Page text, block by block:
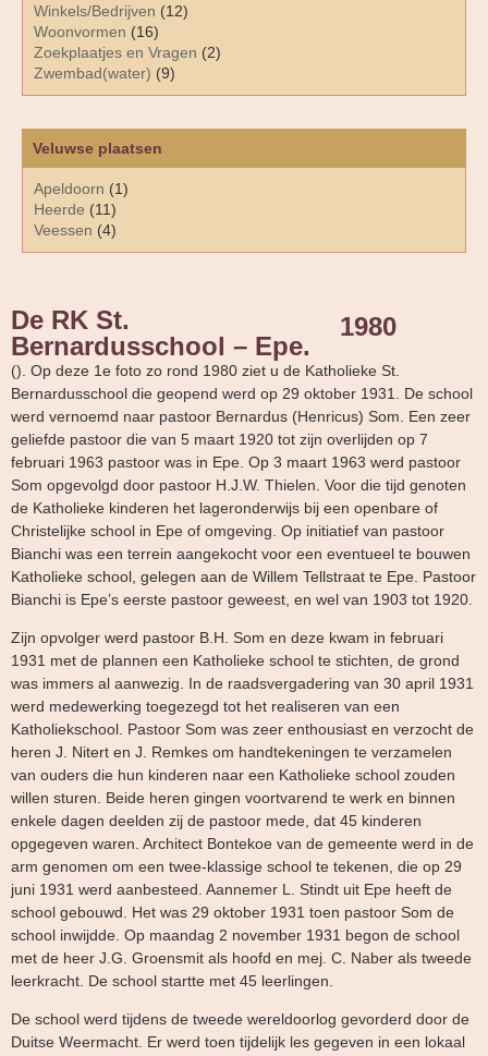
Winkels/Bedrijven (12)
Woonvormen (16)
Zoekplaatjes en Vragen (2)
Zwembad(water) (9)
Veluwse plaatsen
Apeldoorn (1)
Heerde (11)
Veessen (4)
De RK St.
Bernardusschool – Epe.
1980
(). Op deze 1e foto zo rond 1980 ziet u de Katholieke St.
Bernardusschool die geopend werd op 29 oktober 1931. De school
werd vernoemd naar pastoor Bernardus (Henricus) Som. Een zeer
geliefde pastoor die van 5 maart 1920 tot zijn overlijden op 7
februari 1963 pastoor was in Epe. Op 3 maart 1963 werd pastoor
Som opgevolgd door pastoor H.J.W. Thielen. Voor die tijd genoten
de Katholieke kinderen het lageronderwijs bij een openbare of
Christelijke school in Epe of omgeving. Op initiatief van pastoor
Bianchi was een terrein aangekocht voor een eventueel te bouwen
Katholieke school, gelegen aan de Willem Tellstraat te Epe. Pastoor
Bianchi is Epe’s eerste pastoor geweest, en wel van 1903 tot 1920.
Zijn opvolger werd pastoor B.H. Som en deze kwam in februari
1931 met de plannen een Katholieke school te stichten, de grond
was immers al aanwezig. In de raadsvergadering van 30 april 1931
werd medewerking toegezegd tot het realiseren van een
Katholiekschool. Pastoor Som was zeer enthousiast en verzocht de
heren J. Nitert en J. Remkes om handtekeningen te verzamelen
van ouders die hun kinderen naar een Katholieke school zouden
willen sturen. Beide heren gingen voortvarend te werk en binnen
enkele dagen deelden zij de pastoor mede, dat 45 kinderen
opgegeven waren. Architect Bontekoe van de gemeente werd in de
arm genomen om een twee-klassige school te tekenen, die op 29
juni 1931 werd aanbesteed. Aannemer L. Stindt uit Epe heeft de
school gebouwd. Het was 29 oktober 1931 toen pastoor Som de
school inwijdde. Op maandag 2 november 1931 begon de school
met de heer J.G. Groensmit als hoofd en mej. C. Naber als tweede
leerkracht. De school startte met 45 leerlingen.
De school werd tijdens de tweede wereldoorlog gevorderd door de
Duitse Weermacht. Er werd toen tijdelijk les gegeven in een lokaal